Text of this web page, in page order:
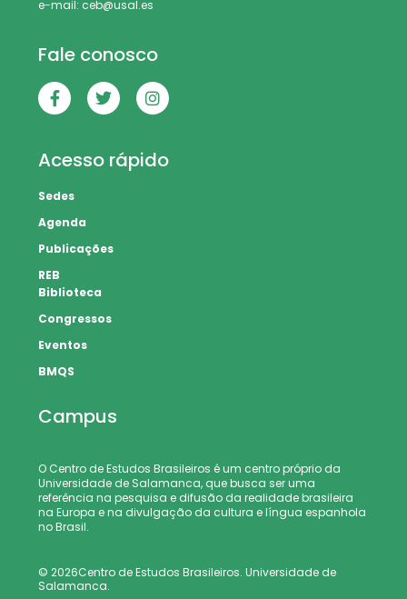
e-mail: ceb@usal.es
Fale conosco
Acesso rápido
Sedes
Agenda
Publicações
REB
Biblioteca
Congressos
Eventos
BMQS
Campus
O Centro de Estudos Brasileiros é um centro próprio da
Universidade de Salamanca, que busca ser uma
referência na pesquisa e difusão da realidade brasileira
na Europa e na divulgação da cultura e língua espanhola
no Brasil.
© 2026Centro de Estudos Brasileiros. Universidade de
Salamanca.